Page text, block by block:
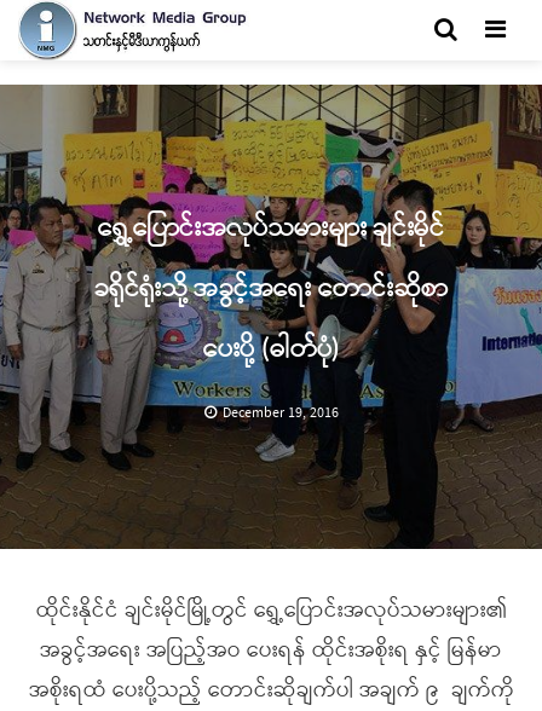
ရွှေ့ပြောင်းအလုပ်သမားများ ချင်းမိုင်
ခရိုင်ရုံးသို့ အခွင့်အရေး တောင်းဆိုစာ
ပေးပို့ (ဓါတ်ပုံ)
December 19, 2016
ထိုင်းနိုင်ငံ ချင်းမိုင်မြို့တွင် ရွှေ့ပြောင်းအလုပ်သမားများ၏
အခွင့်အရေး အပြည့်အဝ ပေးရန် ထိုင်းအစိုးရ နှင့် မြန်မာ
အစိုးရထံ ပေးပို့သည့် တောင်းဆိုချက်ပါ အချက် ၉ ချက်ကို